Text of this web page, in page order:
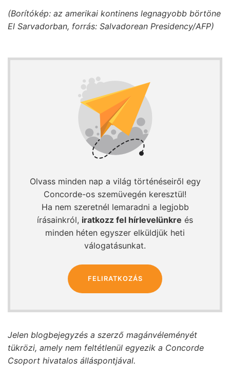
(Borítókép: az amerikai kontinens legnagyobb börtöne
El Sarvadorban, forrás: Salvadorean Presidency/AFP)
Olvass minden nap a világ történéseiről egy
Concorde-os szemüvegén keresztül!
Ha nem szeretnél lemaradni a legjobb
írásainkról, iratkozz fel hírlevelünkre és
minden héten egyszer elküldjük heti
válogatásunkat.
FELIRATKOZÁS
Jelen blogbejegyzés a szerző magánvéleményét
tükrözi, amely nem feltétlenül egyezik a Concorde
Csoport hivatalos álláspontjával.